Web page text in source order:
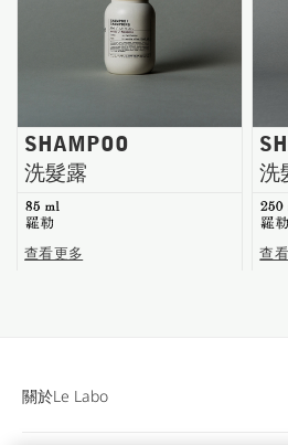
SHAMPOO
洗髮露
85 ml
羅勒
查看更多
洗
250
羅勒
查
關於Le Labo